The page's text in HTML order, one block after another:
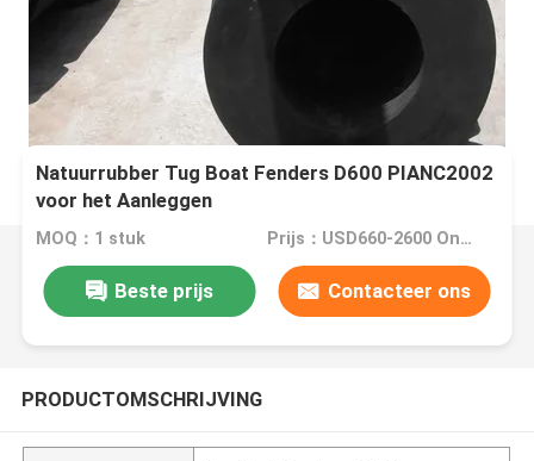
Natuurrubber Tug Boat Fenders D600 PIANC2002
voor het Aanleggen
MOQ：1 stuk Prijs：USD660-2600 One Piece
Beste prijs Contacteer ons
PRODUCTOMSCHRIJVING